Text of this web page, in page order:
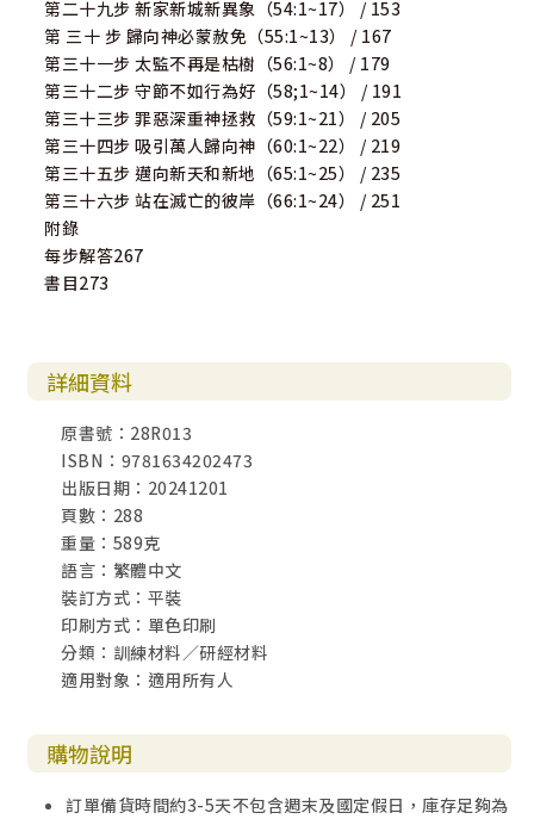
第二十九步 新家新城新異象（54:1~17） / 153
第 三十 步 歸向神必蒙赦免（55:1~13） / 167
第三十一步 太監不再是枯樹（56:1~8） / 179
第三十二步 守節不如行為好（58;1~14） / 191
第三十三步 罪惡深重神拯救（59:1~21） / 205
第三十四步 吸引萬人歸向神（60:1~22） / 219
第三十五步 邁向新天和新地（65:1~25） / 235
第三十六步 站在滅亡的彼岸（66:1~24） / 251
附錄
每步解答267
書目273
詳細資料
原書號：28R013
ISBN：9781634202473
出版日期：20241201
頁數：288
重量：589克
語言：繁體中文
裝訂方式：平裝
印刷方式：單色印刷
分類：訓練材料／研經材料
適用對象：適用所有人
購物說明
訂單備貨時間約3-5天不包含週末及國定假日，庫存足夠為